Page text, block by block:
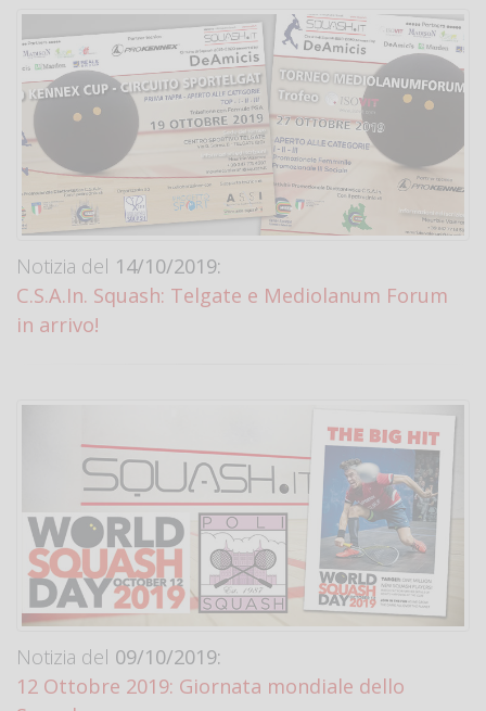
Notizia del 14/10/2019:
C.S.A.In. Squash: Telgate e Mediolanum Forum
in arrivo!
Notizia del 09/10/2019:
12 Ottobre 2019: Giornata mondiale dello